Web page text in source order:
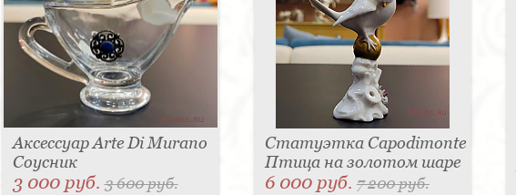
Аксессуар Arte Di Murano
Соусник
3 000 руб.3 600 руб.
Статуэтка Capodimonte
Птица на золотом шаре
6 000 руб. 7 200 руб.